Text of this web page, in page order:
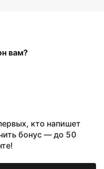
вам?
кто напишет
бонус — до 50